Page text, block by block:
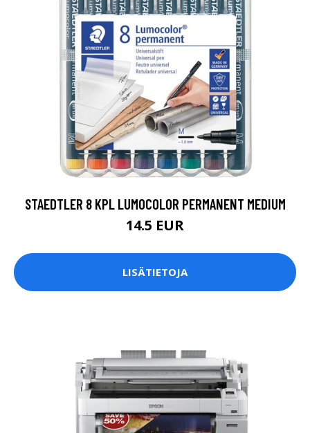
STAEDTLER 8 KPL LUMOCOLOR PERMANENT MEDIUM
14.5 EUR
LISÄTIETOJA